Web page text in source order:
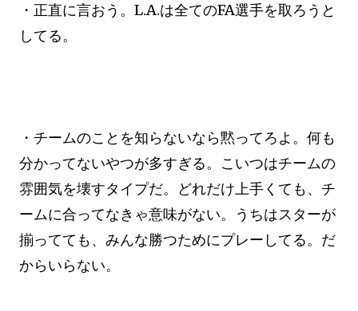
・正直に言おう。L.A.は全てのFA選手を取ろうと
してる。
・チームのことを知らないなら黙ってろよ。何も
分かってないやつが多すぎる。こいつはチームの
雰囲気を壊すタイプだ。どれだけ上手くても、チ
ームに合ってなきゃ意味がない。うちはスターが
揃ってても、みんな勝つためにプレーしてる。だ
からいらない。